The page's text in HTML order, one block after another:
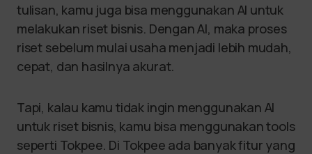
tulisan, kamu juga bisa menggunakan AI untuk
melakukan riset bisnis. Dengan AI, maka proses
riset sebelum mulai usaha menjadi lebih mudah,
cepat, dan hasilnya akurat.
Tapi, kalau kamu tidak ingin menggunakan AI
untuk riset bisnis, kamu bisa menggunakan tools
seperti Tokpee. Di Tokpee ada banyak fitur yang